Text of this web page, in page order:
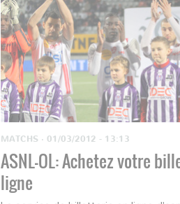
MATCHS · 01/03/2012 - 13:13
ASNL-OL: Achetez votre
ligne